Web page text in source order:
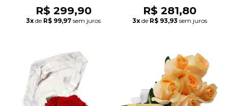
R$ 299,90
3x de R$ 99,97 sem juros
R$ 281,80
3x de R$ 93,93 sem juros